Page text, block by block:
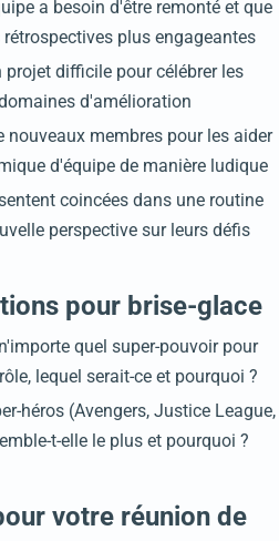
a besoin d'être remonté et que
plus engageantes
difficile pour célébrer les
d'amélioration
nouveaux membres pour les aider
d'équipe de manière ludique
coincées dans une routine
perspective sur leurs défis
pour brise-glace
quel super-pouvoir pour
lequel serait-ce et pourquoi ?
héros (Avengers, Justice League,
t-elle le plus et pourquoi ?
votre réunion de